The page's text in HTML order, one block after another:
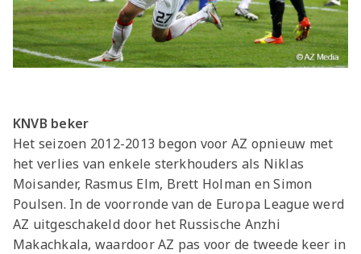
KNVB beker
Het seizoen 2012-2013 begon voor AZ opnieuw met
het verlies van enkele sterkhouders als Niklas
Moisander, Rasmus Elm, Brett Holman en Simon
Poulsen. In de voorronde van de Europa League werd
AZ uitgeschakeld door het Russische Anzhi
Makachkala, waardoor AZ pas voor de tweede keer in